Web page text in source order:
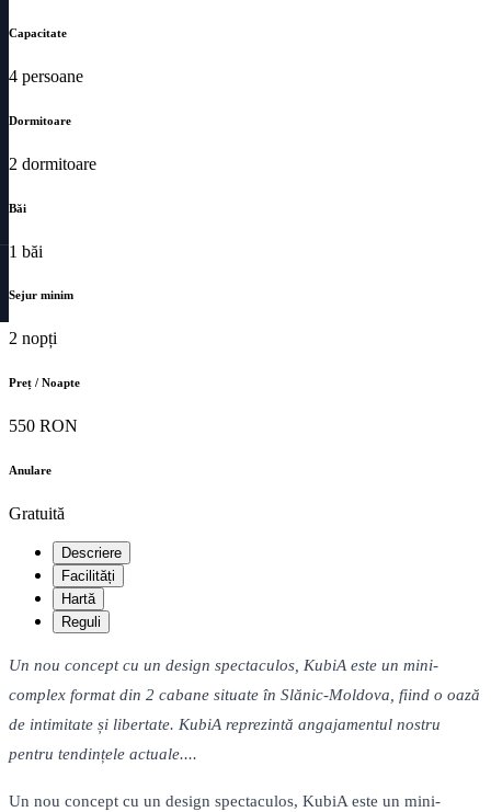
Capacitate
4 persoane
Dormitoare
2 dormitoare
Băi
1 băi
Sejur minim
2 nopți
Preț / Noapte
550 RON
Anulare
Gratuită
Descriere
Facilități
Hartă
Reguli
Un nou concept cu un design spectaculos, KubiA este un mini-
complex format din 2 cabane situate în Slănic-Moldova, fiind o oază
de intimitate și libertate. KubiA reprezintă angajamentul nostru
pentru tendințele actuale....
Un nou concept cu un design spectaculos, KubiA este un mini-